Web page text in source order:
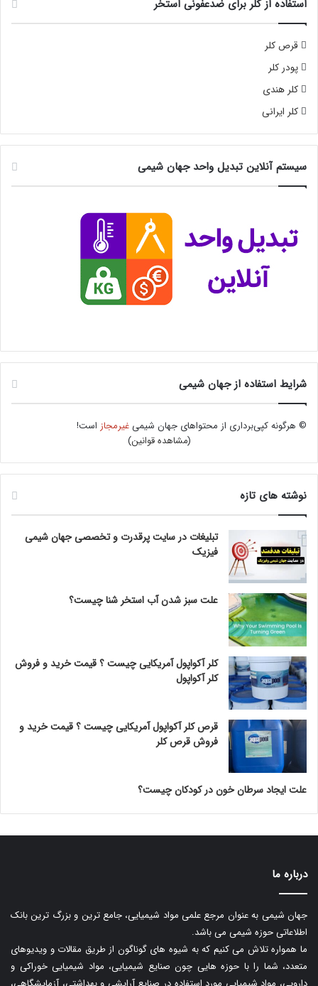
استفاده از کلر برای ضدعفونی استخر
قرص کلر
پودر کلر
کلر هندی
کلر ایرانی
سیستم آنلاین تبدیل واحد جهان شیمی
شرایط استفاده از جهان شیمی
© هرگونه کپی‌برداری از محتواهای جهان شیمیغیرمجاز است!
(مشاهده قوانین)
نوشته های تازه
تبلیغات در سایت پرقدرت و تخصصی جهان شیمی
فیزیک
علت سبز شدن آب استخر شنا چیست؟
کلر آکواپول آمریکایی چیست ؟ قیمت خرید و فروش
کلر آکواپول
قرص کلر آکواپول آمریکایی چیست ؟ قیمت خرید و
فروش قرص کلر
علت ایجاد سرطان خون در کودکان چیست؟
درباره ما
جهان شیمی به عنوان مرجع علمی مواد شیمیایی، جامع ترین و بزرگ ترین بانک
اطلاعاتی حوزه شیمی می باشد.
ما همواره تلاش می کنیم که به شیوه های گوناگون از طریق مقالات و ویدیوهای
متعدد، شما را با حوزه هایی چون صنایع شیمیایی، مواد شیمیایی خوراکی و